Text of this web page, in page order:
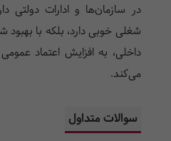
در سازمان‌ها و ادارات دولتی
شغلی خوبی دارد، بلکه با بهبود
داخلی، به افزایش اعتماد
می‌کند.
سوالات متداول